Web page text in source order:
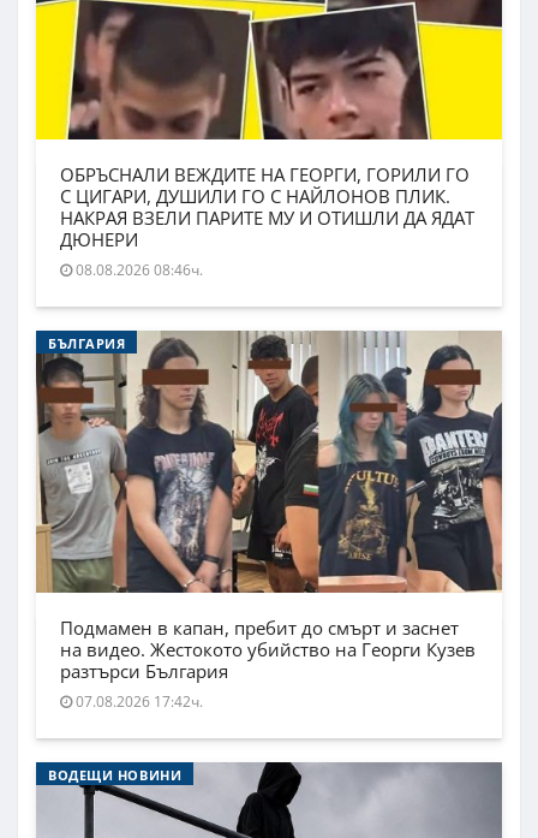
ОБРЪСНАЛИ ВЕЖДИТЕ НА ГЕОРГИ, ГОРИЛИ ГО
С ЦИГАРИ, ДУШИЛИ ГО С НАЙЛОНОВ ПЛИК.
НАКРАЯ ВЗЕЛИ ПАРИТЕ МУ И ОТИШЛИ ДА ЯДАТ
ДЮНЕРИ
08.08.2026 08:46ч.
БЪЛГАРИЯ
Подмамен в капан, пребит до смърт и заснет
на видео. Жестокото убийство на Георги Кузев
разтърси България
07.08.2026 17:42ч.
ВОДЕЩИ НОВИНИ